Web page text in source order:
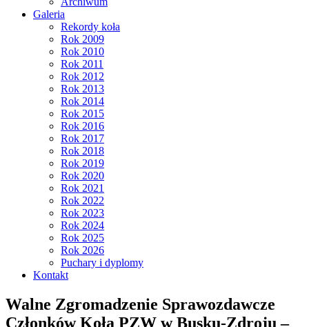
Galeria
Rekordy koła
Rok 2009
Rok 2010
Rok 2011
Rok 2012
Rok 2013
Rok 2014
Rok 2015
Rok 2016
Rok 2017
Rok 2018
Rok 2019
Rok 2020
Rok 2021
Rok 2022
Rok 2023
Rok 2024
Rok 2025
Rok 2026
Puchary i dyplomy
Kontakt
Walne Zgromadzenie Sprawozdawcze
Członków Koła PZW w Busku-Zdroju –